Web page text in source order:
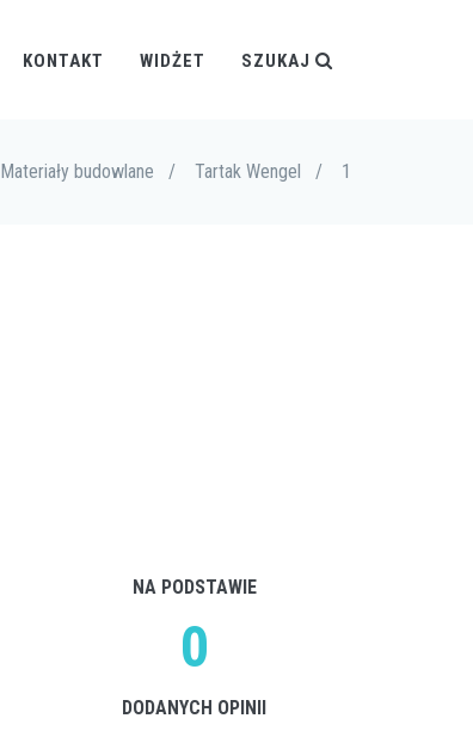
KONTAKT WIDŻET SZUKAJ
Materiały budowlane / Tartak Wengel / 1
NA PODSTAWIE
0
DODANYCH OPINII